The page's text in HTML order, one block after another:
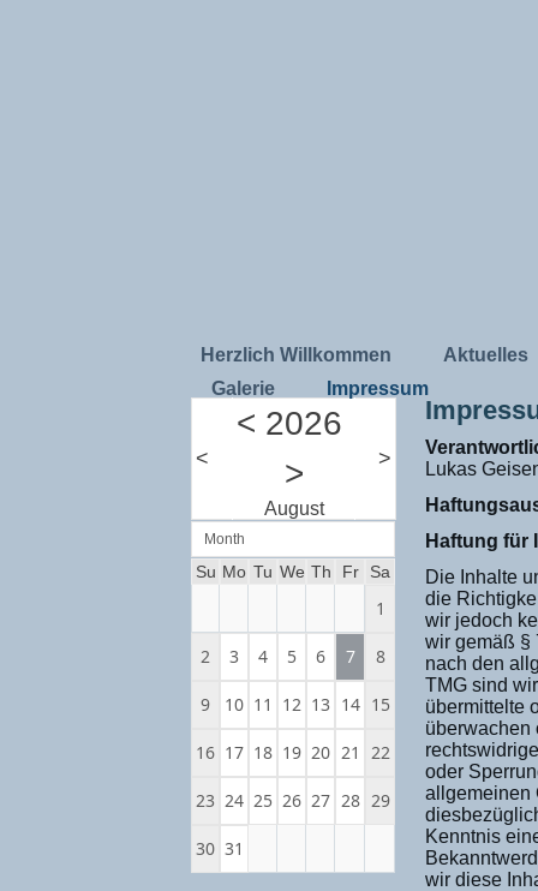
Herzlich Willkommen
Aktuelles
Galerie
Impressum
<
< 2026
>
August
>
Month
Su Mo Tu We Th Fr Sa
1
2 3 4 5 6 7 8
9 10 11 12 13 14 15
16 17 18 19 20 21 22
23 24 25 26 27 28 29
30 31
Lukas
Haftung für
Die Inhalte
die
wir jedoch
wir gemäß §
nach den
TMG sind
übermittelte
überwachen
oder
allgemeinen
Kenntnis
wir diese